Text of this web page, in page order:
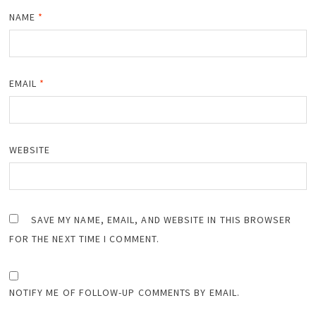
NAME *
EMAIL *
WEBSITE
SAVE MY NAME, EMAIL, AND WEBSITE IN THIS BROWSER
FOR THE NEXT TIME I COMMENT.
NOTIFY ME OF FOLLOW-UP COMMENTS BY EMAIL.